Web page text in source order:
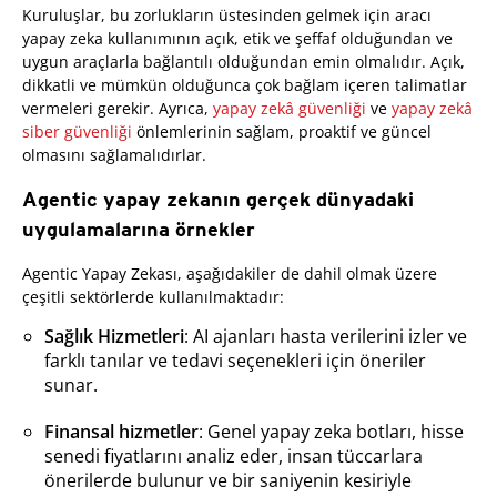
Kuruluşlar, bu zorlukların üstesinden gelmek için aracı
yapay zeka kullanımının açık, etik ve şeffaf olduğundan ve
uygun araçlarla bağlantılı olduğundan emin olmalıdır. Açık,
dikkatli ve mümkün olduğunca çok bağlam içeren talimatlar
vermeleri gerekir. Ayrıca, yapay zekâ güvenliği ve yapay zekâ
siber güvenliği önlemlerinin sağlam, proaktif ve güncel
olmasını sağlamalıdırlar.
Agentic yapay zekanın gerçek dünyadaki
uygulamalarına örnekler
Agentic Yapay Zekası, aşağıdakiler de dahil olmak üzere
çeşitli sektörlerde kullanılmaktadır:
Sağlık Hizmetleri: AI ajanları hasta verilerini izler ve
farklı tanılar ve tedavi seçenekleri için öneriler
sunar.
Finansal hizmetler: Genel yapay zeka botları, hisse
senedi fiyatlarını analiz eder, insan tüccarlara
önerilerde bulunur ve bir saniyenin kesiriyle